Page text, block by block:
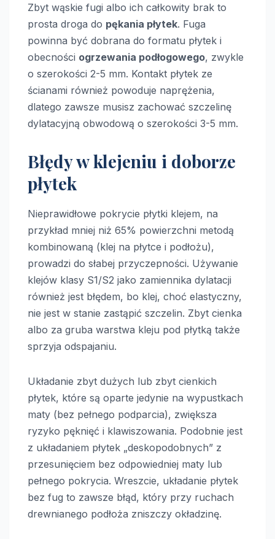
Zbyt wąskie fugi albo ich całkowity brak to
prosta droga do pękania płytek. Fuga
powinna być dobrana do formatu płytek i
obecności ogrzewania podłogowego, zwykle
o szerokości 2-5 mm. Kontakt płytek ze
ścianami również powoduje naprężenia,
dlatego zawsze musisz zachować szczelinę
dylatacyjną obwodową o szerokości 3-5 mm.
Błędy w klejeniu i doborze
płytek
Nieprawidłowe pokrycie płytki klejem, na
przykład mniej niż 65% powierzchni metodą
kombinowaną (klej na płytce i podłożu),
prowadzi do słabej przyczepności. Używanie
klejów klasy S1/S2 jako zamiennika dylatacji
również jest błędem, bo klej, choć elastyczny,
nie jest w stanie zastąpić szczelin. Zbyt cienka
albo za gruba warstwa kleju pod płytką także
sprzyja odspajaniu.
Układanie zbyt dużych lub zbyt cienkich
płytek, które są oparte jedynie na wypustkach
maty (bez pełnego podparcia), zwiększa
ryzyko pęknięć i klawiszowania. Podobnie jest
z układaniem płytek „deskopodobnych” z
przesunięciem bez odpowiedniej maty lub
pełnego pokrycia. Wreszcie, układanie płytek
bez fug to zawsze błąd, który przy ruchach
drewnianego podłoża zniszczy okładzinę.